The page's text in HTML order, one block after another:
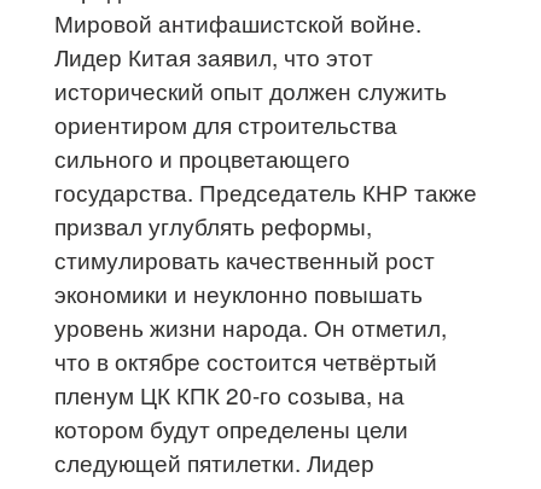
Мировой антифашистской войне.
Лидер Китая заявил, что этот
исторический опыт должен служить
ориентиром для строительства
сильного и процветающего
государства. Председатель КНР также
призвал углублять реформы,
стимулировать качественный рост
экономики и неуклонно повышать
уровень жизни народа. Он отметил,
что в октябре состоится четвёртый
пленум ЦК КПК 20-го созыва, на
котором будут определены цели
следующей пятилетки. Лидер